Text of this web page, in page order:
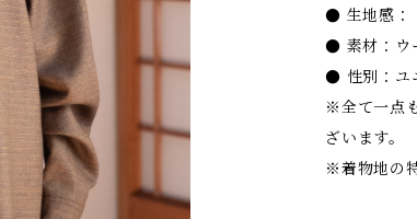
● 生地感：
● 素材：ウ
● 性別：ユ
※全て一点
ざいます。
※着物地の